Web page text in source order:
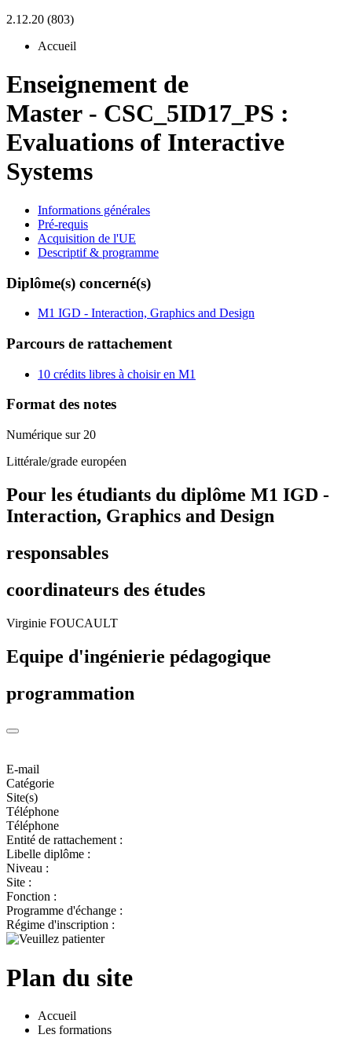
2.12.20 (803)
Accueil
Enseignement de
Master - CSC_5ID17_PS :
Evaluations of Interactive
Systems
Informations générales
Pré-requis
Acquisition de l'UE
Descriptif & programme
Diplôme(s) concerné(s)
M1 IGD - Interaction, Graphics and Design
Parcours de rattachement
10 crédits libres à choisir en M1
Format des notes
Numérique sur 20
Littérale/grade européen
Pour les étudiants du diplôme M1 IGD -
Interaction, Graphics and Design
responsables
coordinateurs des études
Virginie FOUCAULT
Equipe d'ingénierie pédagogique
programmation
E-mail
Catégorie
Site(s)
Téléphone
Téléphone
Entité de rattachement :
Libelle diplôme :
Niveau :
Site :
Fonction :
Programme d'échange :
Régime d'inscription :
Plan du site
Accueil
Les formations